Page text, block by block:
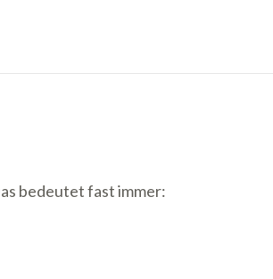
bedeutet fast immer: